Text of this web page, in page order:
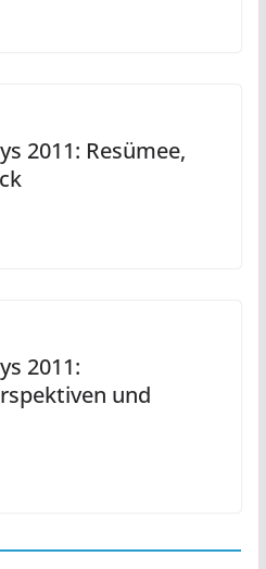
2011: Resümee,
2011:
und